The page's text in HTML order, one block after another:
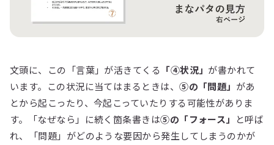
文頭に、この「言葉」が活きてくる 「④状況」 が書かれて
います。この状況に当てはまるときは、⑤の「問題」 があ
とから起こったり、今起こっていたりする可能性がありま
す。「なぜなら」に続く箇条書きは⑤の「フォース」
と呼ば
れ、「問題」がどのような要因から発生してしまうのかが